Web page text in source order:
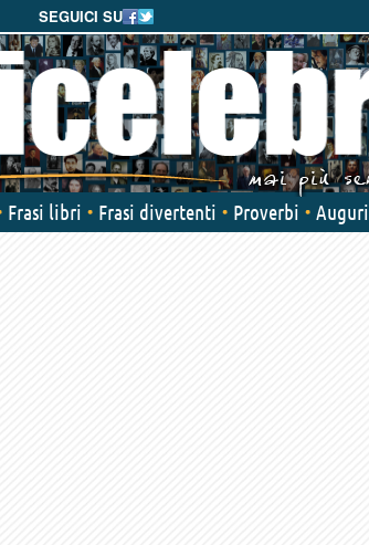
SEGUICI SU
Frasi libri Frasi divertenti Proverbi Auguri